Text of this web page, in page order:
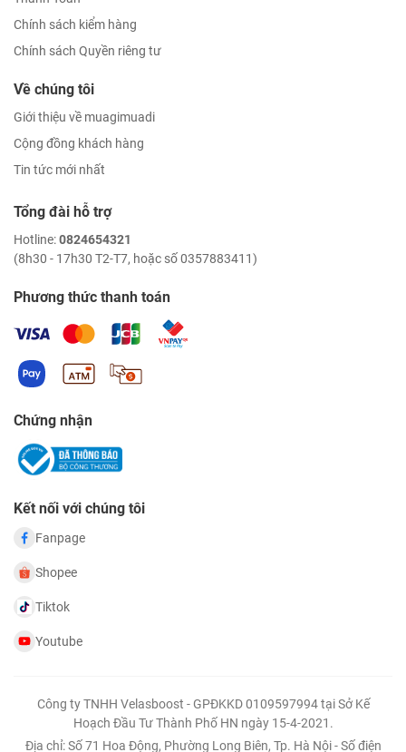
Chính sách kiểm hàng
Chính sách Quyền riêng tư
Về chúng tôi
Giới thiệu về muagimuadi
Cộng đồng khách hàng
Tin tức mới nhất
Tổng đài hỗ trợ
Hotline:0824654321
(8h30 - 17h30 T2-T7, hoặc số 0357883411)
Phương thức thanh toán
Chứng nhận
Kết nối với chúng tôi
Fanpage
Shopee
Tiktok
Youtube
Công ty TNHH Velasboost - GPĐKKD 0109597994 tại Sở Kế
Hoạch Đầu Tư Thành Phố HN ngày 15-4-2021.
Địa chỉ: Số 71 Hoa Động, Phường Long Biên, Tp. Hà Nội - Số điện